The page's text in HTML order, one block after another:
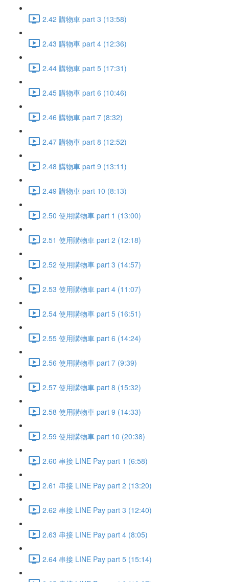
2.42 購物車 part 3 (13:58)
2.43 購物車 part 4 (12:36)
2.44 購物車 part 5 (17:31)
2.45 購物車 part 6 (10:46)
2.46 購物車 part 7 (8:32)
2.47 購物車 part 8 (12:52)
2.48 購物車 part 9 (13:11)
2.49 購物車 part 10 (8:13)
2.50 使用購物車 part 1 (13:00)
2.51 使用購物車 part 2 (12:18)
2.52 使用購物車 part 3 (14:57)
2.53 使用購物車 part 4 (11:07)
2.54 使用購物車 part 5 (16:51)
2.55 使用購物車 part 6 (14:24)
2.56 使用購物車 part 7 (9:39)
2.57 使用購物車 part 8 (15:32)
2.58 使用購物車 part 9 (14:33)
2.59 使用購物車 part 10 (20:38)
2.60 串接 LINE Pay part 1 (6:58)
2.61 串接 LINE Pay part 2 (13:20)
2.62 串接 LINE Pay part 3 (12:40)
2.63 串接 LINE Pay part 4 (8:05)
2.64 串接 LINE Pay part 5 (15:14)